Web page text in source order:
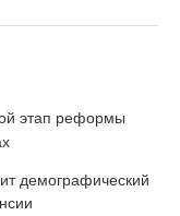
этап реформы
демографический